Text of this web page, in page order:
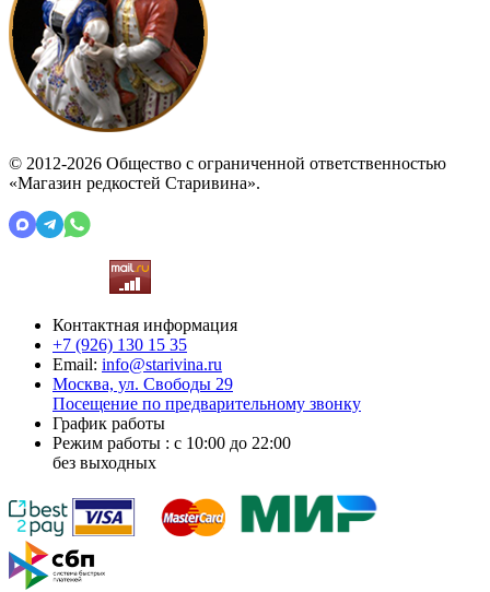
© 2012-2026 Общество с ограниченной ответственностью
«Магазин редкостей Старивина».
Контактная информация
+7 (926) 130 15 35
Email: info@starivina.ru
Москва, ул. Свободы 29
Посещение по предварительному звонку
График работы
Режим работы : с 10:00 до 22:00
без выходных